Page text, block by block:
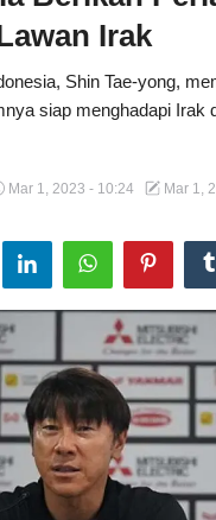
Siber
Irak
Shin Tae-yong,
siap menghadapi Irak
Mar 1, 2023 - 10:24 Mar 1,